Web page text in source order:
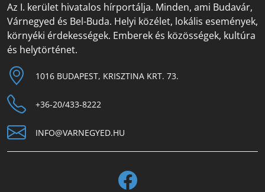
Az I. kerület hivatalos hírportálja. Minden, ami Budavár,
Várnegyed és Bel-Buda. Helyi közélet, lokális események,
környéki érdekességek. Emberek és közösségek, kultúra
és helytörténet.
1016 BUDAPEST, KRISZTINA KRT. 73.
+36-20/433-8222
INFO@VARNEGYED.HU